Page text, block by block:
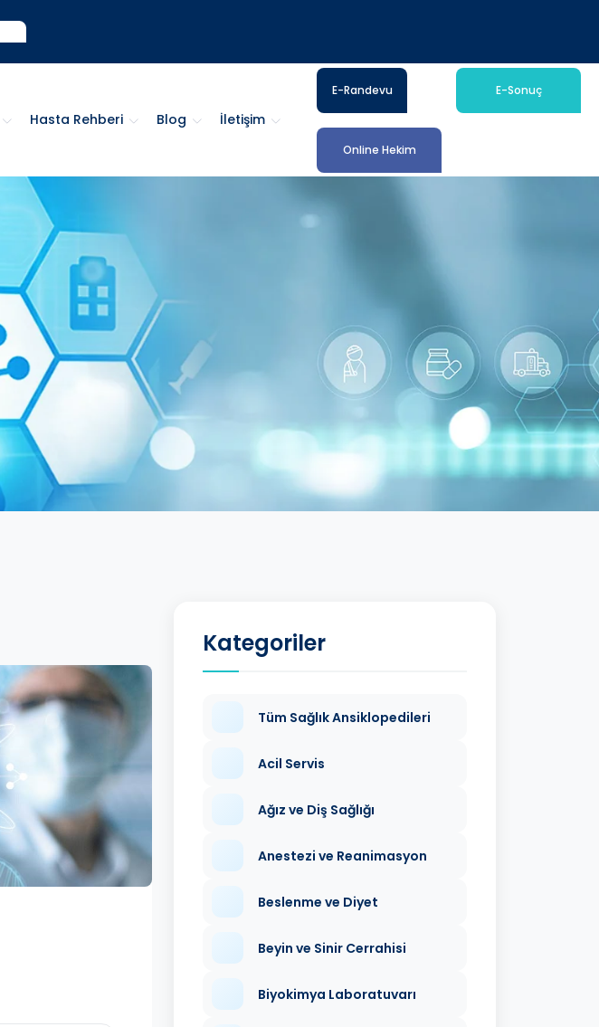
Hasta Rehberi Blog İletişim
E-Randevu E-Sonuç
Online Hekim
Kategoriler
Tüm Sağlık Ansiklopedileri
Acil Servis
Ağız ve Diş Sağlığı
Anestezi ve Reanimasyon
Beslenme ve Diyet
Beyin ve Sinir Cerrahisi
Biyokimya Laboratuvarı